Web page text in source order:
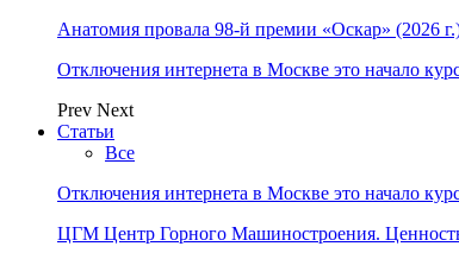
Анатомия провала 98-й премии «Оскар» (2026
Отключения интернета в Москве это начало
Prev Next
Статьи
Все
Отключения интернета в Москве это начало
ЦГМ Центр Горного Машиностроения.